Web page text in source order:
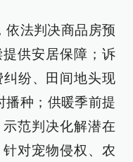
依法判决商品房预
供安居保障；诉
纷、田间地头现
播种；供暖季前提
范判决化解潜在
对宠物侵权、农